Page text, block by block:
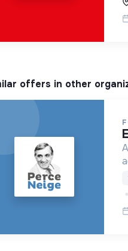
offers in other